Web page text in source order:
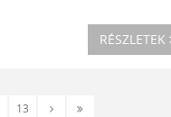
RÉSZLETEK
13
KövetkezőUtolsó